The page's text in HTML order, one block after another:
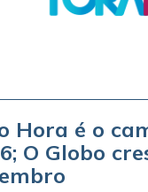
Hora é o
O Globo